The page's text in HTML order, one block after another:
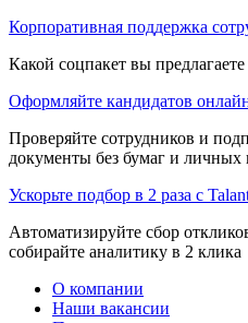
Корпоративная поддержка
Какой соцпакет вы
Оформляйте кандидатов
Проверяйте сотрудников и
документы без бумаг и личных
Ускорьте подбор в 2 раза с
Автоматизируйте сбор
собирайте аналитику в 2 клика
О компании
Наши вакансии